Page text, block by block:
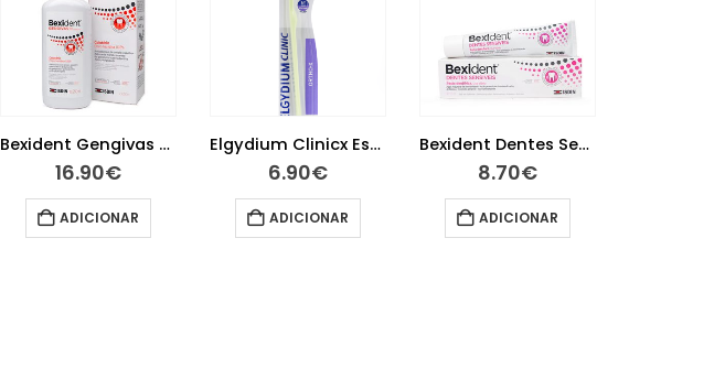
Bexident Gengivas Colutório Clorohexidina 500 ml
16.90€
ADICIONAR
Elgydium Clinicx Escova Dentes Orto X Adulto
6.90€
ADICIONAR
Bexident Dentes Sensíveis Pasta 75 ml
8.70€
ADICIONAR